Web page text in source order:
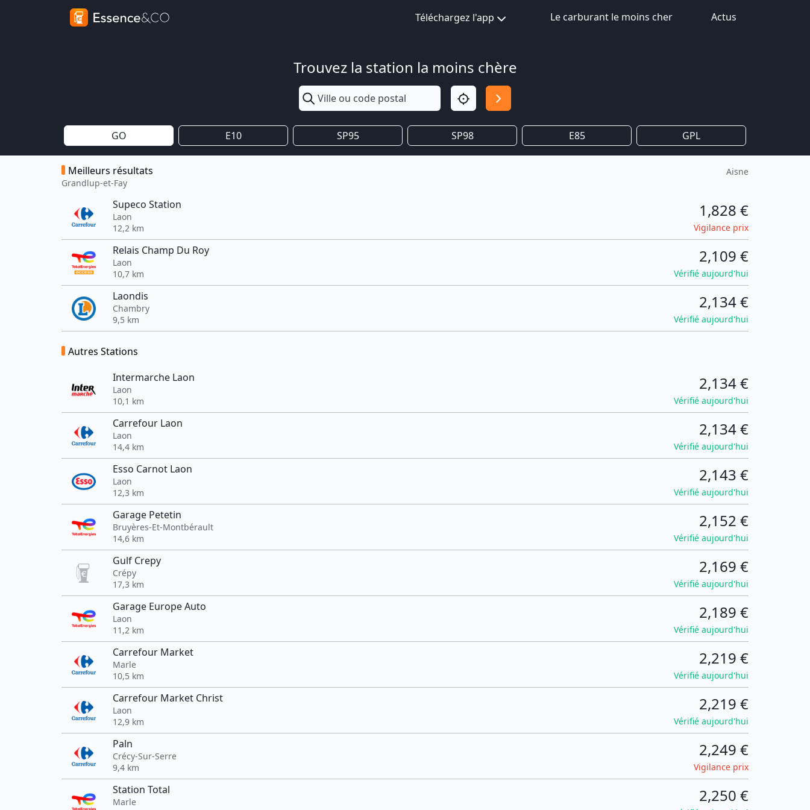
Téléchargez l'app Le carburant le moins cher Actus
Trouvez la station la moins chère
GO E10 SP95 SP98 E85 GPL
Meilleurs résultats
Grandlup-et-Fay
Aisne
Supeco Station
Laon
12,2 km
1,828 €
Vigilance prix
Relais Champ Du Roy
Laon
10,7 km
2,109 €
Vérifié aujourd'hui
Laondis
Chambry
9,5 km
2,134 €
Vérifié aujourd'hui
Autres Stations
Intermarche Laon
Laon
10,1 km
2,134 €
Vérifié aujourd'hui
Carrefour Laon
Laon
14,4 km
2,134 €
Vérifié aujourd'hui
Esso Carnot Laon
Laon
12,3 km
2,143 €
Vérifié aujourd'hui
Garage Petetin
Bruyères-Et-Montbérault
14,6 km
2,152 €
Vérifié aujourd'hui
Gulf Crepy
Crépy
17,3 km
2,169 €
Vérifié aujourd'hui
Garage Europe Auto
Laon
11,2 km
2,189 €
Vérifié aujourd'hui
Carrefour Market
Marle
10,5 km
2,219 €
Vérifié aujourd'hui
Carrefour Market Christ
Laon
12,9 km
2,219 €
Vérifié aujourd'hui
Paln
Crécy-Sur-Serre
9,4 km
2,249 €
Vigilance prix
Station Total
Marle
2,250 €